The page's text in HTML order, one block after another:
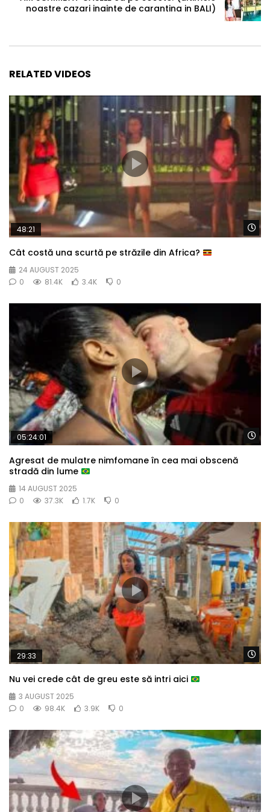
noastre cazari inainte de carantina in BALI)
RELATED VIDEOS
48:21
Cât costă una scurtă pe străzile din Africa?
24 AUGUST 2025
0
81.4K 3.4K 0
05:24:01
Agresat de mulatre nimfomane în cea mai obscenă
stradă din lume
14 AUGUST 2025
0
37.3K 1.7K 0
29:33
Nu vei crede cât de greu este să intri aici
3 AUGUST 2025
0
98.4K 3.9K 0